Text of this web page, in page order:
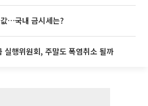
…국내 금시세는?
실행위원회, 주말도 폭염취소 될까